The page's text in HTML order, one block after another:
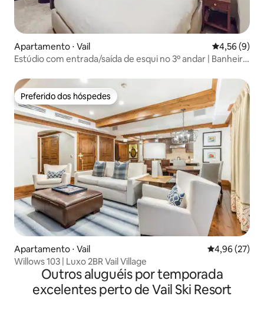
Apartamento ⋅ Vail 4,56 de uma
4,56 (9)
Estúdio com entrada/saída de esqui no 3º andar | Banheira
Preferido dos hóspedes
Preferido dos hóspedes
Apartamento ⋅ Vail 4,96 de uma
4,96 (27)
Willows 103 | Luxo 2BR Vail Village
Outros aluguéis por temporada
excelentes perto de Vail Ski Resort